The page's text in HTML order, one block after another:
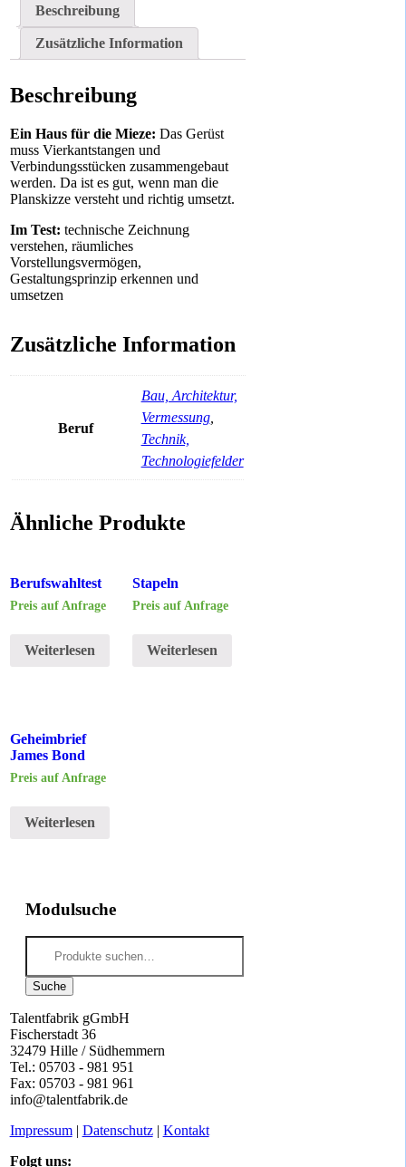
Beschreibung
Zusätzliche Information
Beschreibung
Ein Haus für die Mieze: Das Gerüst
muss Vierkantstangen und
Verbindungsstücken zusammengebaut
werden. Da ist es gut, wenn man die
Planskizze versteht und richtig umsetzt.
Im Test: technische Zeichnung
verstehen, räumliches
Vorstellungsvermögen,
Gestaltungsprinzip erkennen und
umsetzen
Zusätzliche Information
Beruf
Bau, Architektur,
Vermessung,
Technik,
Technologiefelder
Ähnliche Produkte
Berufswahltest
Preis auf Anfrage
Weiterlesen
Stapeln
Preis auf Anfrage
Weiterlesen
Geheimbrief
James Bond
Preis auf Anfrage
Weiterlesen
Modulsuche
nach:
Suche
Talentfabrik gGmbH
Fischerstadt 36
32479 Hille / Südhemmern
Tel.: 05703 - 981 951
Fax: 05703 - 981 961
info@talentfabrik.de
Impressum| Datenschutz| Kontakt
Folgt uns: